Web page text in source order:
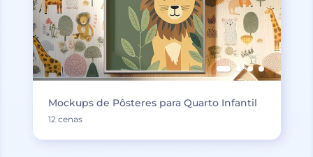
Mockups de Pôsteres para Quarto Infantil
12 cenas